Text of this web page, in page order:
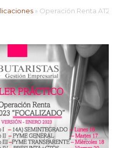
» Operación Renta